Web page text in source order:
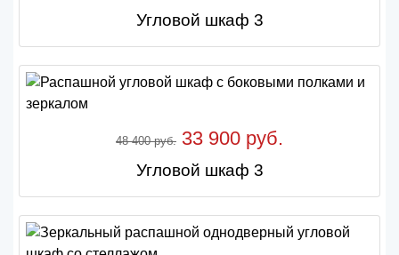
Угловой шкаф 3
48 400 руб. 33 900 руб.
Угловой шкаф 3